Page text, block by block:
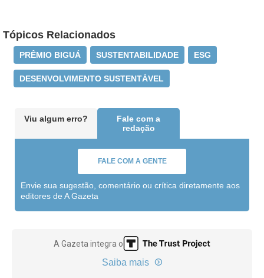
Tópicos Relacionados
PRÊMIO BIGUÁ SUSTENTABILIDADE ESG
DESENVOLVIMENTO SUSTENTÁVEL
Viu algum erro?
Fale com a
redação
FALE COM A GENTE
Envie sua sugestão, comentário ou crítica diretamente aos
editores de A Gazeta
A Gazeta integra o
Saiba mais